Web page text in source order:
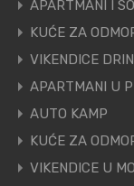
APARTMANI I
KUĆE ZA
VIKENDICE
APARTMANI U
AUTO KAMP
KUĆE ZA
VIKENDICE U